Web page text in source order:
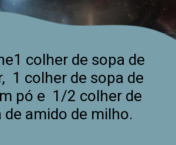
colher de sopa de
1 colher de sopa de
pó e 1/2 colher de
de amido de milho.